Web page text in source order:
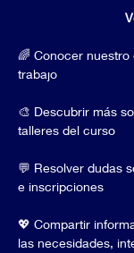
🌈 Conocer
trabajo
🎨 Descubrir más
talleres del curso
💬 Resolver dudas
e inscripciones
💖 Compartir
las necesidades,